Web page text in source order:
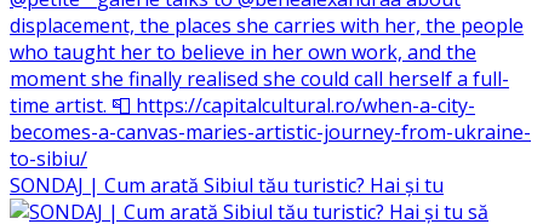
SONDAJ | Cum arată Sibiul tău turistic? Hai și tu